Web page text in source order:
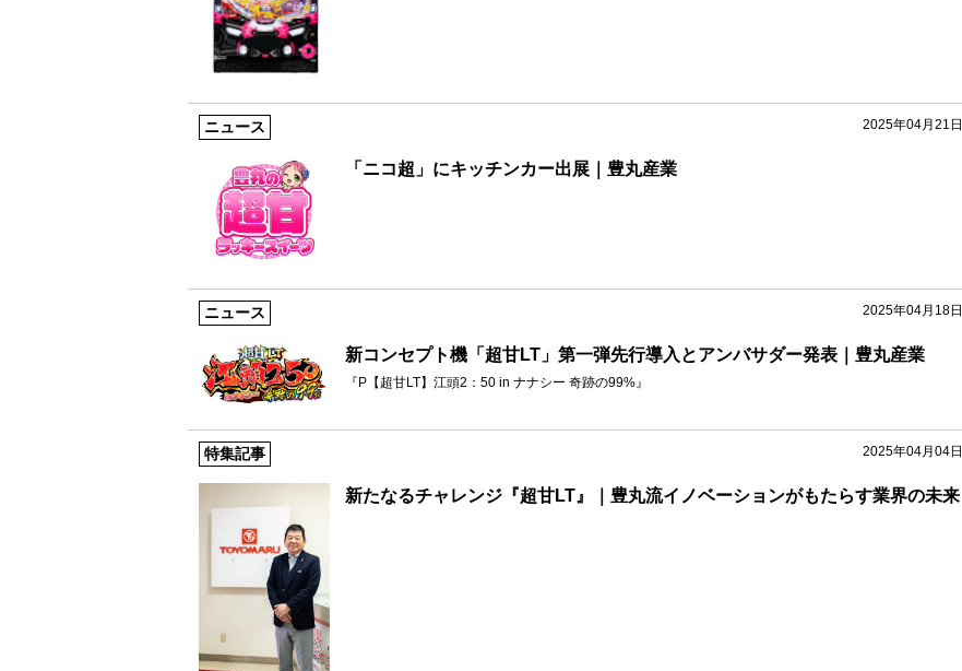
2025年04月21日
ニュース
「ニコ超」にキッチンカー出展｜豊丸産業
2025年04月18日
ニュース
新コンセプト機「超甘LT」第一弾先行導入とアンバサダー発表｜豊丸産業
『P【超甘LT】江頭2：50 in ナナシー 奇跡の99%』
2025年04月04日
特集記事
新たなるチャレンジ『超甘LT』｜豊丸流イノベーションがもたらす業界の未来